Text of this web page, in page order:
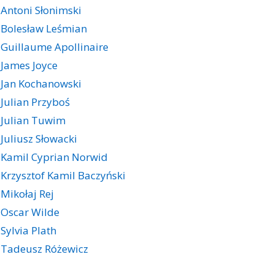
Antoni Słonimski
Bolesław Leśmian
Guillaume Apollinaire
James Joyce
Jan Kochanowski
Julian Przyboś
Julian Tuwim
Juliusz Słowacki
Kamil Cyprian Norwid
Krzysztof Kamil Baczyński
Mikołaj Rej
Oscar Wilde
Sylvia Plath
Tadeusz Różewicz